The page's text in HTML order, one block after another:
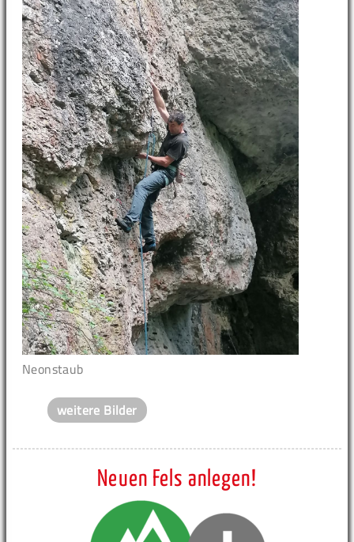
Neonstaub
weitere Bilder
Neuen Fels anlegen!